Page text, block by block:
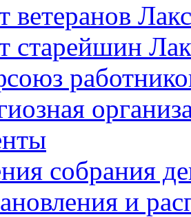
ветеранов
старейшин
собрания
и